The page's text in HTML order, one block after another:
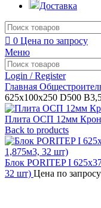
Доставка
0 Цена по запросу
Меню
Login / Register
Главная
625х100х250 D500
Плита ОСП 12мм
Back to products
Блок PORITEP I
32 шт) Цена по запросу